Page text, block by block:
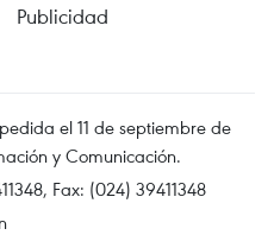
Publicidad
el 11 de septiembre de
y Comunicación.
Fax: (024) 39411348